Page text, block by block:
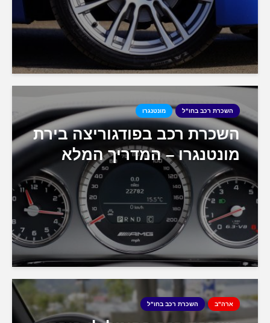
השכרת רכב בחו"ל מונטנגרו
השכרת רכב בפודגוריצה בירת
מונטנגרו – המדריך המלא
ארה"ב השכרת רכב בחו"ל